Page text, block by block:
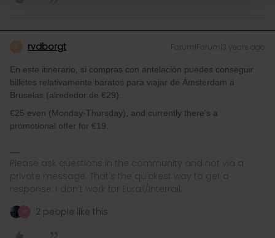
rvdborgt Forum|Forum|3 years ago
En este itinerario, si compras con antelación puedes conseguir
billetes relativamente baratos para viajar de Ámsterdam a
Bruselas (alrededor de €29).
€25 even (Monday-Thursday), and currently there's a
promotional offer for €19.
Please ask questions in the community and not via a
private message. That's the quickest way to get a
response. I don't work for Eurail/Interrail.
2 people like this